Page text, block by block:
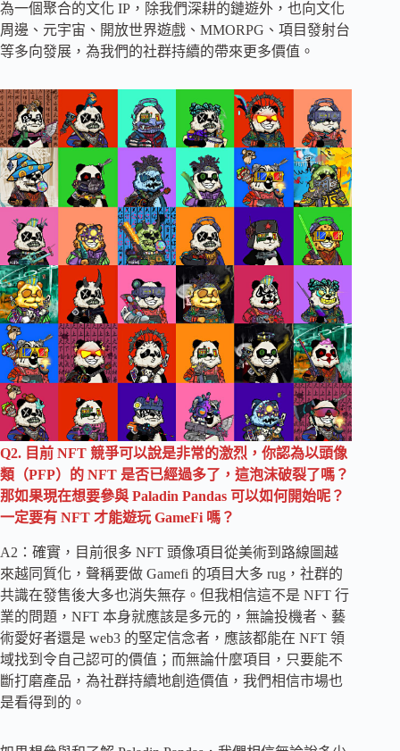
為一個聚合的文化 IP，除我們深耕的鏈遊外，也向文化
周邊、元宇宙、開放世界遊戲、MMORPG、項目發射台
等多向發展，為我們的社群持續的帶來更多價值。
Q2. 目前 NFT 競爭可以說是非常的激烈，你認為以頭像
類（PFP）的 NFT 是否已經過多了，這泡沫破裂了嗎？
那如果現在想要參與 Paladin Pandas 可以如何開始呢？
一定要有 NFT 才能遊玩 GameFi 嗎？
A2：確實，目前很多 NFT 頭像項目從美術到路線圖越
來越同質化，聲稱要做 Gamefi 的項目大多 rug，社群的
共識在發售後大多也消失無存。但我相信這不是 NFT 行
業的問題，NFT 本身就應該是多元的，無論投機者、藝
術愛好者還是 web3 的堅定信念者，應該都能在 NFT 領
域找到令自己認可的價值；而無論什麼項目，只要能不
斷打磨產品，為社群持續地創造價值，我們相信市場也
是看得到的。